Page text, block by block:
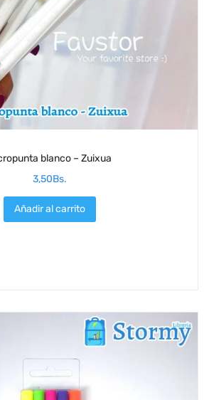
blanco – Zuixua
3,50Bs.
Añadir al carrito